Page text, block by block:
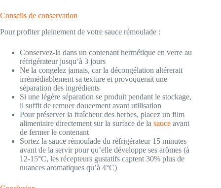
Conseils de conservation
Pour profiter pleinement de votre sauce rémoulade :
Conservez-la dans un contenant hermétique en verre au
réfrigérateur jusqu’à 3 jours
Ne la congelez jamais, car la décongélation altérerait
irrémédiablement sa texture et provoquerait une
séparation des ingrédients
Si une légère séparation se produit pendant le stockage,
il suffit de remuer doucement avant utilisation
Pour préserver la fraîcheur des herbes, placez un film
alimentaire directement sur la surface de la sauce avant
de fermer le contenant
Sortez la sauce rémoulade du réfrigérateur 15 minutes
avant de la servir pour qu’elle développe ses arômes (à
12-15°C, les récepteurs gustatifs captent 30% plus de
nuances aromatiques qu’à 4°C)